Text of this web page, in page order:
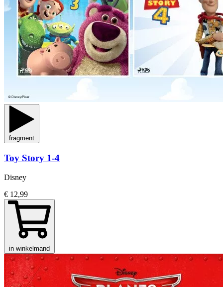
fragment
Toy Story 1-4
Disney
€ 12,99
in winkelmand